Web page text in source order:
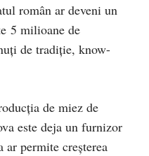
român ar deveni un
5 milioane de
de tradiție, know-
de miez de
este deja un furnizor
permite creșterea